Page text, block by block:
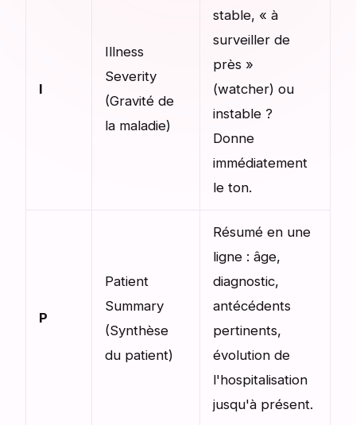
I
Illness
Severity
(Gravité de
la maladie)
stable, « à
surveiller de
près »
(watcher) ou
instable ?
Donne
immédiatement
le ton.
P
Patient
Summary
(Synthèse
du patient)
Résumé en une
ligne : âge,
diagnostic,
antécédents
pertinents,
évolution de
l'hospitalisation
jusqu'à présent.